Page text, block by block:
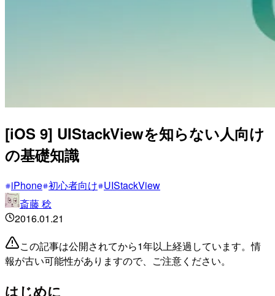
[iOS 9] UIStackViewを知らない人向け
の基礎知識
iPhone 初心者向け UIStackView
斎藤 稔
2016.01.21
この記事は公開されてから1年以上経過しています。情
報が古い可能性がありますので、ご注意ください。
はじめに